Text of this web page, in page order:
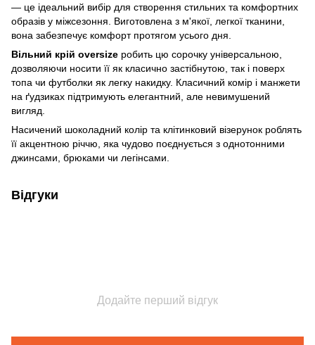
— це ідеальний вибір для створення стильних та комфортних
образів у міжсезоння. Виготовлена з м'якої, легкої тканини,
вона забезпечує комфорт протягом усього дня.
Вільний крій oversize робить цю сорочку універсальною,
дозволяючи носити її як класично застібнутою, так і поверх
топа чи футболки як легку накидку. Класичний комір і манжети
на ґудзиках підтримують елегантний, але невимушений
вигляд.
Насичений шоколадний колір та клітинковий візерунок роблять
її акцентною річчю, яка чудово поєднується з однотонними
джинсами, брюками чи легінсами.
Відгуки
Додайте перший відгук